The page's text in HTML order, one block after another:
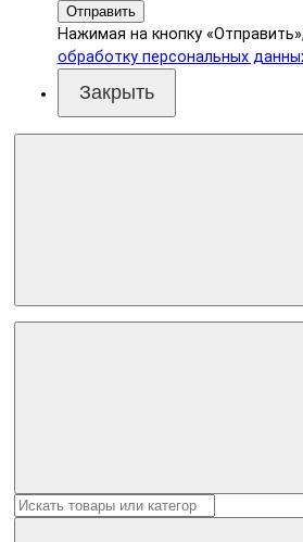
Отправить
Нажимая на кнопку
обработку персональных
Закрыть